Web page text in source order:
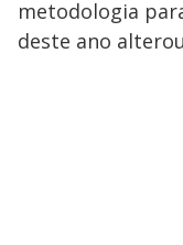
metodologia
deste ano